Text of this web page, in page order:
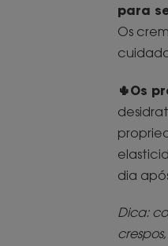
para
Os
🌵Os
dia
Dica: